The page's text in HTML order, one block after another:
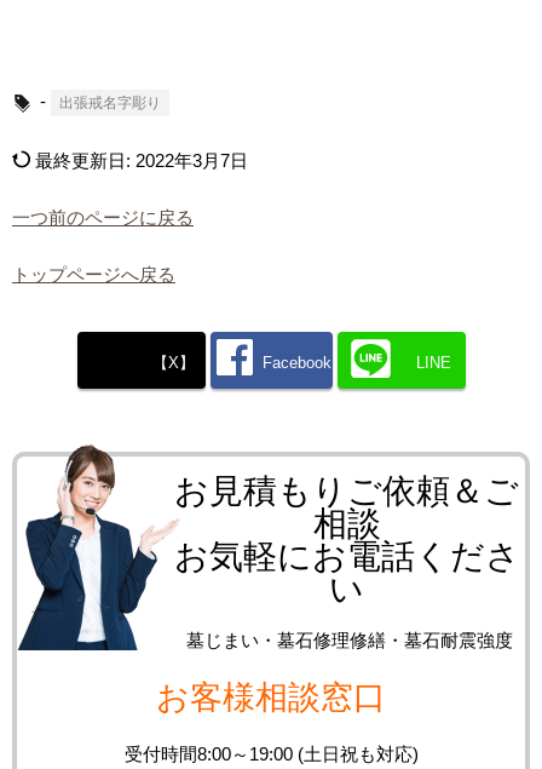
- 出張戒名字彫り
最終更新日: 2022年3月7日
一つ前のページに戻る
トップページへ戻る
【X】 Facebook LINE
お見積もりご依頼＆ご
相談
お気軽にお電話くださ
い
墓じまい・墓石修理修繕・墓石耐震強度
お客様相談窓口
受付時間8:00～19:00 (土日祝も対応)